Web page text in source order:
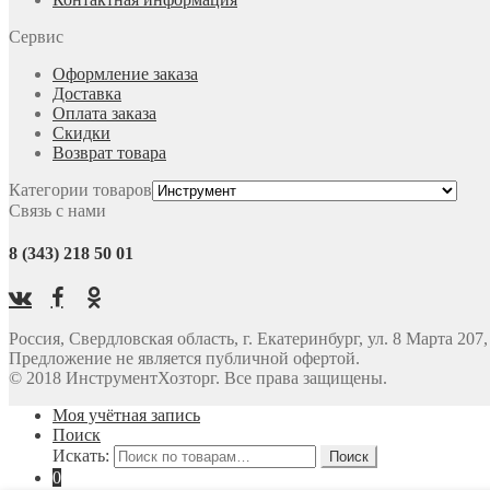
Сервис
Оформление заказа
Доставка
Оплата заказа
Скидки
Возврат товара
Категории товаров
Связь с нами
8 (343) 218 50 01
Россия, Свердловская область, г. Екатеринбург, ул. 8 Марта
Предложение не является публичной офертой.
© 2018 ИнструментХозторг. Все права защищены.
Моя учётная запись
Поиск
Искать:
0